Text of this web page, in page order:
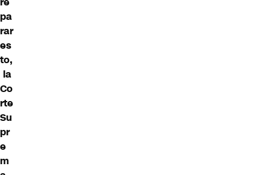
pa
rar
es
to,
la
Co
rte
Su
pr
e
m